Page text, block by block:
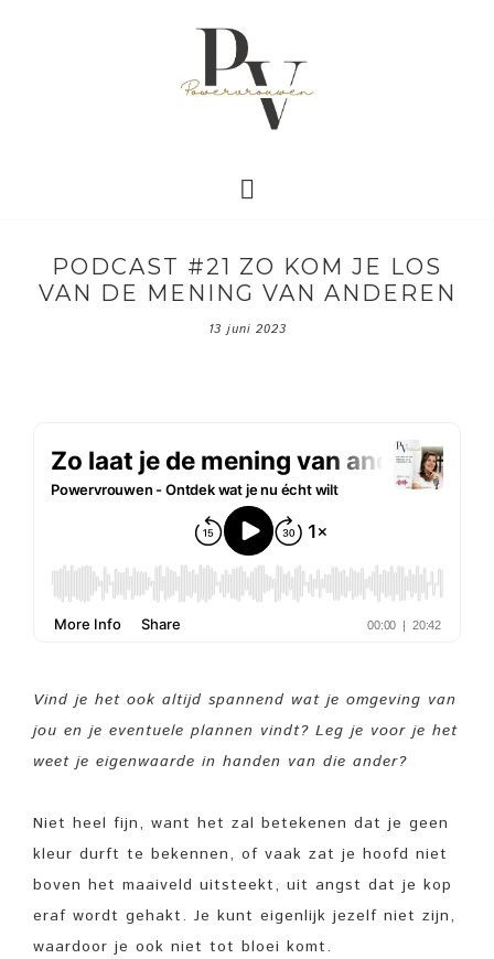
PODCAST #21 ZO KOM JE LOS
VAN DE MENING VAN ANDEREN
13 juni 2023
Vind je het ook altijd spannend wat je omgeving van
jou en je eventuele plannen vindt? Leg je voor je het
weet je eigenwaarde in handen van die ander?
Niet heel fijn, want het zal betekenen dat je geen
kleur durft te bekennen, of vaak zat je hoofd niet
boven het maaiveld uitsteekt, uit angst dat je kop
eraf wordt gehakt. Je kunt eigenlijk jezelf niet zijn,
waardoor je ook niet tot bloei komt.